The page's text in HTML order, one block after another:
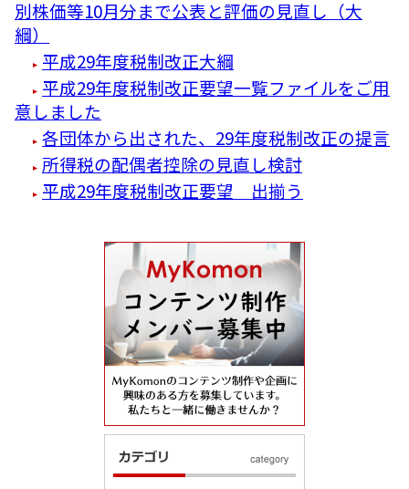
別株価等10月分まで公表と評価の見直し（大
綱）
平成29年度税制改正大綱
平成29年度税制改正要望一覧ファイルをご用
意しました
各団体から出された、29年度税制改正の提言
所得税の配偶者控除の見直し検討
平成29年度税制改正要望 出揃う